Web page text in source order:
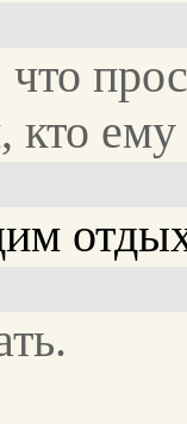
что
кто